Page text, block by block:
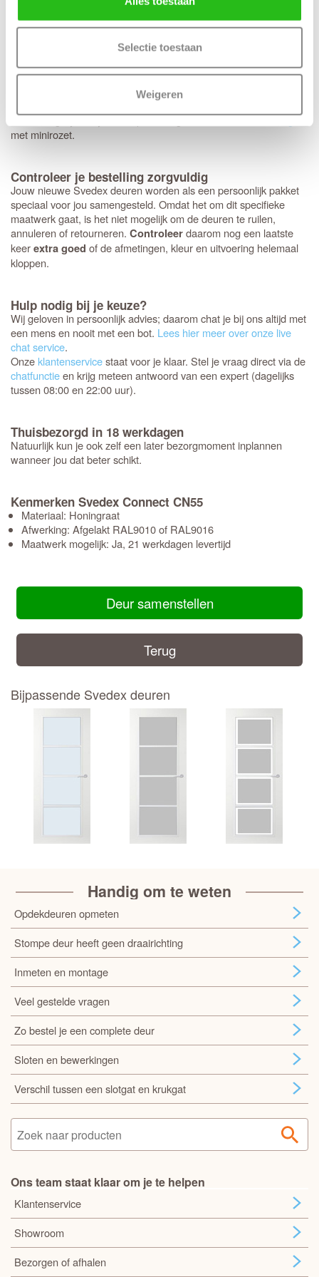
Selectie toestaan
Weigeren
Op de Svedex Connect deuren heb je volledige vrijheid:elk type
kwalitatief uitstekend is, ben je hier niet aan gebonden en kun je
ook voor andere merken kiezen. Heb je een voorkeur voor een
strakke look met minirozetten in plaats van een standaard rond of
vierkant rozet? Dan bereiden we dit graag direct voor je voor.
alleen mogelijk is bij aankoop van origineelSvedex deurbeslag
met minirozet.
Controleer je bestelling zorgvuldig
Jouw nieuwe Svedex deuren worden als een persoonlijk pakket
speciaal voor jou samengesteld. Omdat het om dit specifieke
maatwerk gaat, is het niet mogelijk om de deuren te ruilen,
annuleren of retourneren. Controleerdaarom nog een laatste
keerextra goed of de afmetingen, kleur en uitvoering helemaal
kloppen.
Hulp nodig bij je keuze?
Wij geloven in persoonlijk advies; daarom chat je bij ons altijd met
een mens en nooit met een bot. Lees hier meer over onze live
chat service.
Onzeklantenservicestaat voor je klaar. Stel je vraag direct via de
chatfunctieen krijg meteen antwoord van een expert (dagelijks
tussen 08:00 en 22:00 uur).
Thuisbezorgd in 18 werkdagen
Natuurlijk kun je ook zelf een later bezorgmoment inplannen
wanneer jou dat beter schikt.
Kenmerken Svedex Connect CN55
Materiaal: Honingraat
Afwerking: Afgelakt RAL9010 of RAL9016
Maatwerk mogelijk: Ja, 21 werkdagen levertijd
Deur samenstellen
Terug
Bijpassende Svedex deuren
Handig om te weten
Opdekdeuren opmeten
Stompe deur heeft geen draairichting
Inmeten en montage
Veel gestelde vragen
Zo bestel je een complete deur
Sloten en bewerkingen
Verschil tussen een slotgat en krukgat
Ons team staat klaar om je te helpen
Klantenservice
Showroom
Bezorgen of afhalen